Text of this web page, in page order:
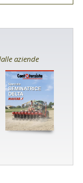
aziende